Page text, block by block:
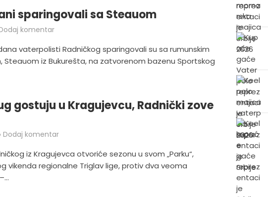
sparingovali sa Steauom
komentar
vaterpolisti Radničkog sparingovali su sa rumunskim
Steauom iz Bukurešta, na zatvorenom bazenu Sportskog
gostuju u Kragujevcu, Radnički zove
Dodaj komentar
iz Kragujevca otvoriće sezonu u svom „Parku“,
vikenda regionalne Triglav lige, protiv dva veoma